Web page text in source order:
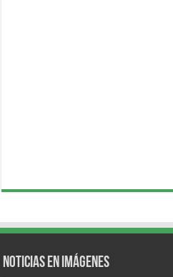
Noticias en Imágenes